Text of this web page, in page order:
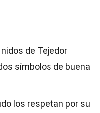
de Tejedor
símbolos de buena
los respetan por su